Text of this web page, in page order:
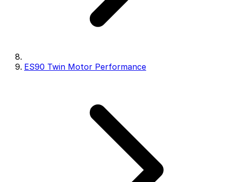
ES90 Twin Motor Performance